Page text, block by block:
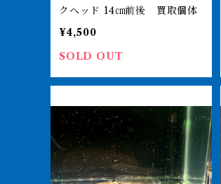
クヘッド 14㎝前後 買取個体
¥4,500
SOLD OUT